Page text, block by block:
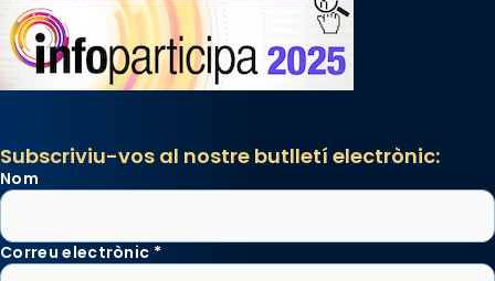
Subscriviu-vos al nostre butlletí electrònic:
Nom
Correu electrònic *